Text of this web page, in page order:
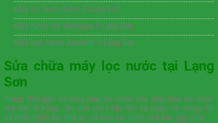
Máy lọc nước Nano ở Lạng Sơn
Máy nước lọc Waterpia ở Lạng Sơn
Máy Lọc Nước Aosmith ở Lạng Sơn
Sửa chữa máy lọc nước tại Lạng
Sơn
Trong thời gian sử dụng máy lọc nước nếu thấy máy lọc nước
nhà bạn bị hỏng, cần sửa chữa hãy liên hệ ngay với chúng tôi
để khắc phục kịp thời sự cố máy lọc nước nhà bạn gặp phải.